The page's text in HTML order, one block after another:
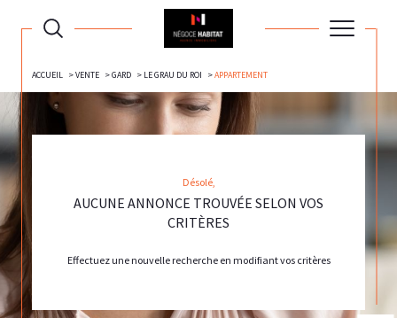
ACCUEIL VENTE GARD LE GRAU DU ROI APPARTEMENT
Désolé,
AUCUNE ANNONCE TROUVÉE SELON VOS
CRITÈRES
Effectuez une nouvelle recherche en modifiant vos critères